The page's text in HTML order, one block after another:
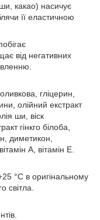
какао) насичує
її еластичною
від негативних
гліцерин,
олійний екстракт
ши, віск
гінкго білоба,
диметикон,
А, вітамін Е.
°C в оригінальному
світла.